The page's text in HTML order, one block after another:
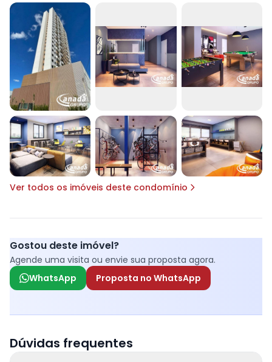
Ver todos os imóveis deste condomínio
Gostou deste imóvel?
Agende uma visita ou envie sua proposta agora.
WhatsApp
Proposta no WhatsApp
Dúvidas frequentes